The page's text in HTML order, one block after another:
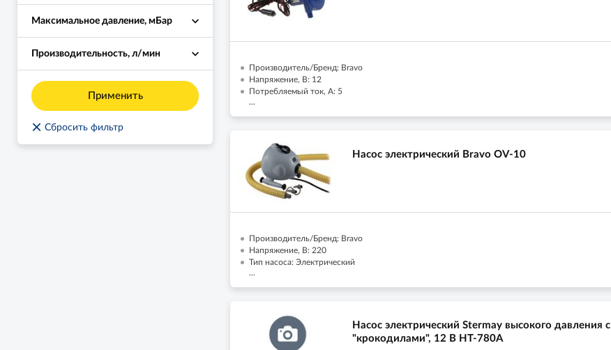
Максимальное давление, мБар
Производительность, л/мин
Применить
× Сбросить фильтр
Производитель/Бренд: Bravo
Напряжение, В: 12
Потребляемый ток, А: 5
...
Насос электрический Bravo OV-10
Производитель/Бренд: Bravo
Напряжение, В: 220
Тип насоса: Электрический
...
Насос электрический Stermay высокого давления с
"крокодилами", 12 В HT-780A